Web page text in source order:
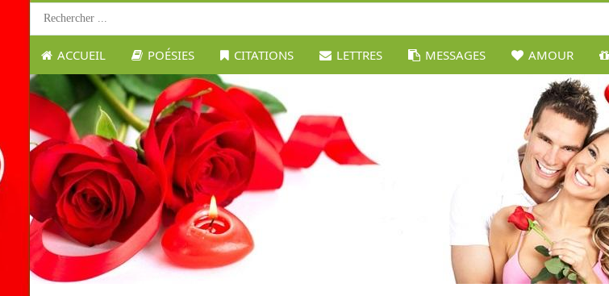
ACCUEIL POÉSIES CITATIONS LETTRES MESSAGES AMOUR